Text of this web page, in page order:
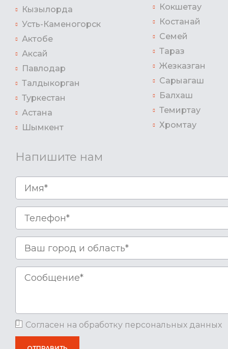
Кызылорда
Усть-Каменогорск
Актобе
Аксай
Павлодар
Талдыкорган
Туркестан
Астана
Шымкент
Кокшетау
Костанай
Семей
Тараз
Жезказган
Сарыагаш
Балхаш
Темиртау
Хромтау
Напишите нам
Согласен на обработку персональных данных